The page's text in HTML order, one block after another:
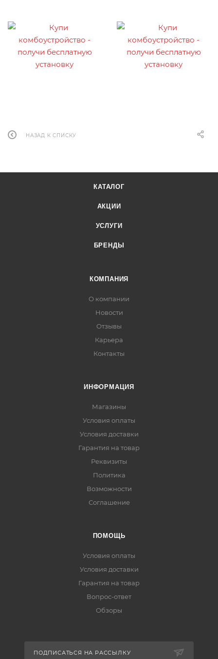
НАЗАД К СПИСКУ
КАТАЛОГ
АКЦИИ
УСЛУГИ
БРЕНДЫ
КОМПАНИЯ
О компании
Новости
Отзывы
Карьера
Контакты
ИНФОРМАЦИЯ
Магазины
Условия оплаты
Условия доставки
Гарантия на товар
Реквизиты
Политика
Возможности
Соглашение
ПОМОЩЬ
Условия оплаты
Условия доставки
Гарантия на товар
Вопрос-ответ
Обзоры
ПОДПИСАТЬСЯ НА РАССЫЛКУ